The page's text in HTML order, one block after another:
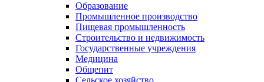
Образование
Промышленное производство
Пищевая промышленность
Строительство и недвижимость
Государственные учреждения
Медицина
Общепит
Сельское хозяйство